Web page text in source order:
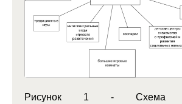
Рисунок 1 - Схема